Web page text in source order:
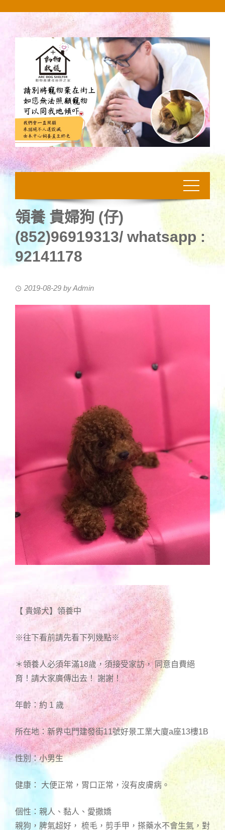
領養 貴婦狗 (仔)
(852)96919313/ whatsapp :
92141178
2019-08-29 byAdmin
【 貴婦犬】領養中
※往下看前請先看下列幾點※
＊領養人必須年滿18歲，須接受家訪， 同意自費絕
育！請大家廣傳出去！ 謝謝！
年齡：約 1 歲
所在地：新界屯門建發街11號好景工業大廈a座13樓1B
性別：小男生
健康： 大便正常，胃口正常，沒有皮膚病。
個性：親人、黏人、愛撒嬌
親狗，脾氣超好， 梳毛，剪手甲，搽藥水不會生氣，對